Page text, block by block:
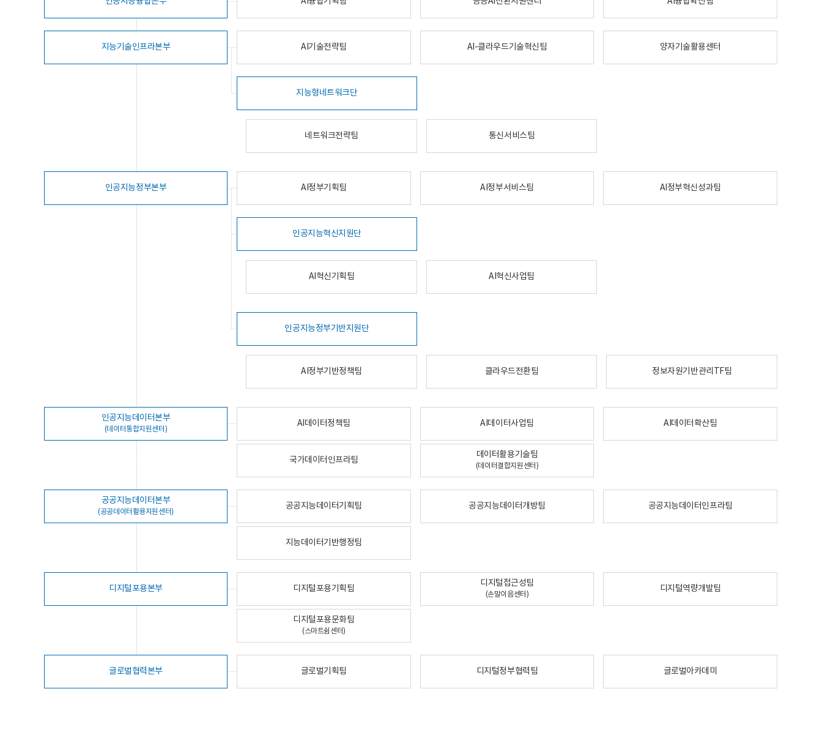
지능기술인프라본부 AI기술전략팀 AI-클라우드기술혁신팀 양자기술활용센터
지능형네트워크단
네트워크전략팀 통신서비스팀
인공지능정부본부 AI정부기획팀 AI정부서비스팀 AI정부혁신성과팀
인공지능혁신지원단
AI혁신기획팀 AI혁신사업팀
인공지능정부기반지원단
AI정부기반정책팀 클라우드전환팀 정보자원기반관리TF팀
인공지능데이터본부
(데이터통합지원센터)
AI데이터정책팀 AI데이터사업팀 AI데이터확산팀
국가데이터인프라팀
데이터활용기술팀
(데이터결합지원센터)
공공지능데이터본부
(공공데이터활용지원센터)
공공지능데이터기획팀 공공지능데이터개방팀 공공지능데이터인프라팀
지능데이터기반행정팀
디지털포용본부 디지털포용기획팀
디지털접근성팀
(손말이음센터)
디지털역량개발팀
디지털포용문화팀
(스마트쉼센터)
글로벌협력본부 글로벌기획팀 디지털정부협력팀 글로벌아카데미